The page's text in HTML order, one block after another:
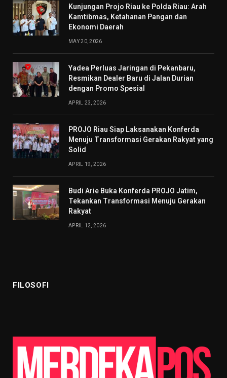
Kunjungan Projo Riau ke Polda Riau: Arah
Kamtibmas, Ketahanan Pangan dan
Ekonomi Daerah
MAY 20, 2026
Yadea Perluas Jaringan di Pekanbaru,
Resmikan Dealer Baru di Jalan Durian
dengan Promo Spesial
APRIL 23, 2026
PROJO Riau Siap Laksanakan Konferda
Menuju Transformasi Gerakan Rakyat yang
Solid
APRIL 19, 2026
Budi Arie Buka Konferda PROJO Jatim,
Tekankan Transformasi Menuju Gerakan
Rakyat
APRIL 12, 2026
FILOSOFI